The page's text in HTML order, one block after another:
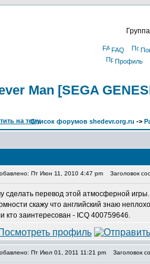
FAQ
Профиль
Man [SEGA
Список форумов shedevr.org.ru ->
Пт Июн 11, 2010 4:47 pm Заголовок
сделать перевод этой атмосферной
скажу что английский знаю
кто заинтересован - ICQ 400759646.
Пт Июл 01, 2011 11:21 pm Заголовок